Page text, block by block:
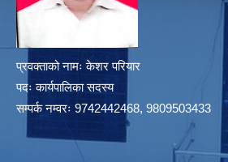
प्रवक्ताको नामः केशर परियार
पदः कार्यपालिका सदस्य
सम्पर्क नम्वरः 9742442468, 9809503433